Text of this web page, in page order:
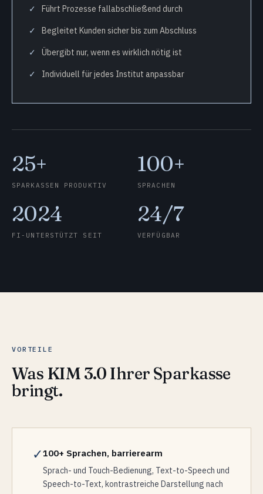
Führt Prozesse fallabschließend durch
Begleitet Kunden sicher bis zum Abschluss
Übergibt nur, wenn es wirklich nötig ist
Individuell für jedes Institut anpassbar
25+
SPARKASSEN PRODUKTIV
100+
SPRACHEN
2024
FI-UNTERSTÜTZT SEIT
24/7
VERFÜGBAR
VORTEILE
Was KIM 3.0 Ihrer Sparkasse
bringt.
✓100+ Sprachen, barrierearm
Sprach- und Touch-Bedienung, Text-to-Speech und
Speech-to-Text, kontrastreiche Darstellung nach